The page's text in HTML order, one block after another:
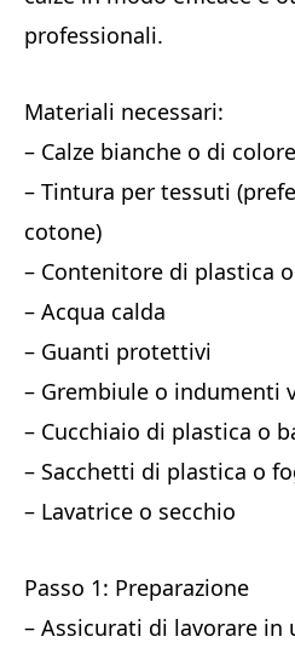
professionali.
Materiali necessari:
– Calze bianche o di
– Tintura per tessuti
cotone)
– Contenitore di plastica
– Acqua calda
– Guanti protettivi
– Grembiule o indumenti
– Cucchiaio di plastica o
– Sacchetti di plastica o
– Lavatrice o secchio
Passo 1: Preparazione
– Assicurati di lavorare in